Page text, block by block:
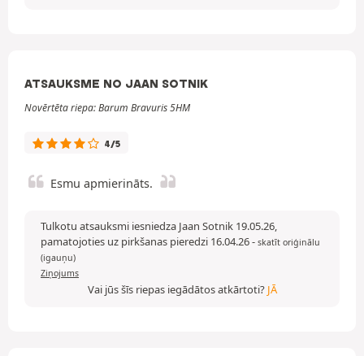
ATSAUKSME NO JAAN SOTNIK
Novērtēta riepa: Barum Bravuris 5HM
4/5
Esmu apmierināts.
Tulkotu atsauksmi iesniedza Jaan Sotnik 19.05.26,
pamatojoties uz pirkšanas pieredzi 16.04.26- skatīt oriģinālu
(igauņu)
Ziņojums
Vai jūs šīs riepas iegādātos atkārtoti? JĀ